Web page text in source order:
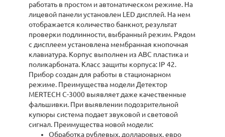
работать в простом и автоматическом режиме. На
лицевой панели установлен LED дисплей. На нем
отображается количество банкнот, результат
проверки подлинности, выбранный режим. Рядом
с дисплеем установлена мембранная кнопочная
клавиатура. Корпус выполнен из АВС пластика и
поликарбоната. Класс защиты корпуса: IP 42.
Прибор создан для работы в стационарном
режиме. Преимущества модели Детектор
MERTECH C-3000 выявляет даже качественные
фальшивки. При выявлении подозрительной
купюры система подает звуковой и световой
сигнал. Преимущества новой модели:
Обработка рублевых, долларовых, евро